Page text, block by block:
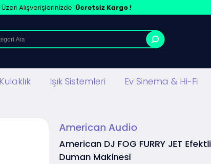
Üzeri Alışverişlerinizde Ücretsiz Kargo !
Kulaklık Işık Sistemleri Ev Sinema & Hi-Fi
American Audio
American DJ FOG FURRY JET Efektli
Duman Makinesi